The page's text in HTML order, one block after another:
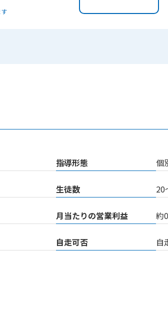
指導形態 個
生徒数 20
月当たりの営業利益 約
自走可否 自